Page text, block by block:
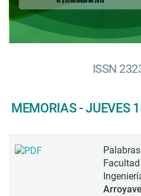
ISSN
MEMORIAS - JUEVES